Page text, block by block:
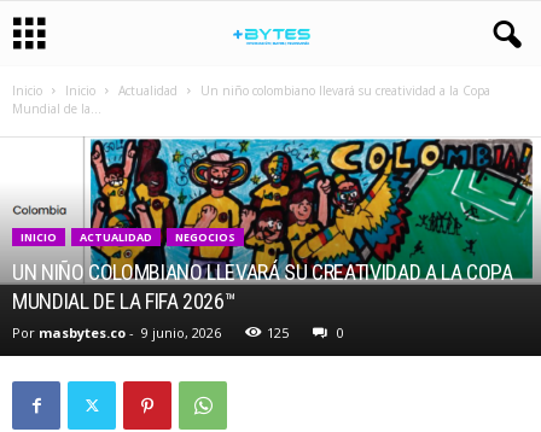
Inicio Inicio Actualidad
Un niño colombiano llevará su creatividad a la Copa
Mundial de la...
INICIO ACTUALIDAD NEGOCIOS
UN NIÑO COLOMBIANO LLEVARÁ SU CREATIVIDAD A LA COPA
MUNDIAL DE LA FIFA 2026™
Por masbytes.co - 9 junio, 2026 125 0